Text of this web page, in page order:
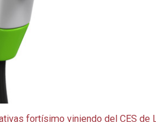
fortísimo viniendo del CES de